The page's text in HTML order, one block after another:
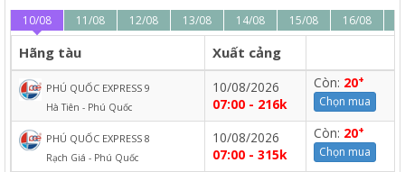
10/08 11/08 12/08 13/08 14/08 15/08 16/08
Hãng tàu Xuất cảng
PHÚ QUỐC EXPRESS 9
Hà Tiên - Phú Quốc
10/08/2026
07:00 - 216k
Còn: 20+
Chọn mua
PHÚ QUỐC EXPRESS 8
Rạch Giá - Phú Quốc
10/08/2026
07:00 - 315k
Còn: 20+
Chọn mua